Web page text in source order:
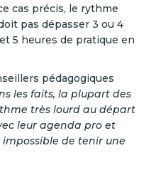
cas précis, le rythme
pas dépasser 3 ou 4
5 heures de pratique en
pédagogiques
les faits, la plupart des
très lourd au départ
leur agenda pro et
impossible de tenir une